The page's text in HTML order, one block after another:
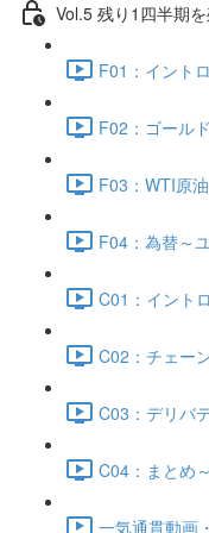
Vol.5 残り1四半期
F01：イント
F02：ゴール
F03：WTI原
F04：為替～
C01：イント
C02：チェー
C03：デリバ
C04：まとめ
一気通貫動画